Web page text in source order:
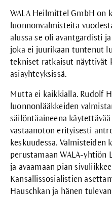
WALA Heilmittel GmbH on
luonnonvalmisteita
alussa se oli avantgardisti
joka ei juurikaan tuntenut
tekniset ratkaisut näyttivät
asiayhteyksissä.
Mutta ei kaikkialla. Rudolf
luonnonlääkkeiden
säilöntäaineena
vastaanoton erityisesti
keskuudessa. Valmisteiden
perustamaan WALA-yhtiön
ja avaamaan pian
Kansallissosialistien
Hauschkan ja hänen